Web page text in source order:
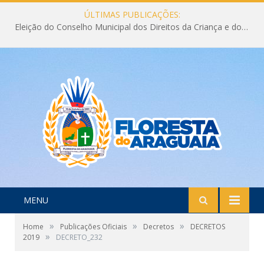
ÚLTIMAS PUBLICAÇÕES:
Eleição do Conselho Municipal dos Direitos da Criança e do Adolescente CMDCA 2026
MENU
Home » Publicações Oficiais » Decretos »
DECRETOS
2019 » DECRETO_232